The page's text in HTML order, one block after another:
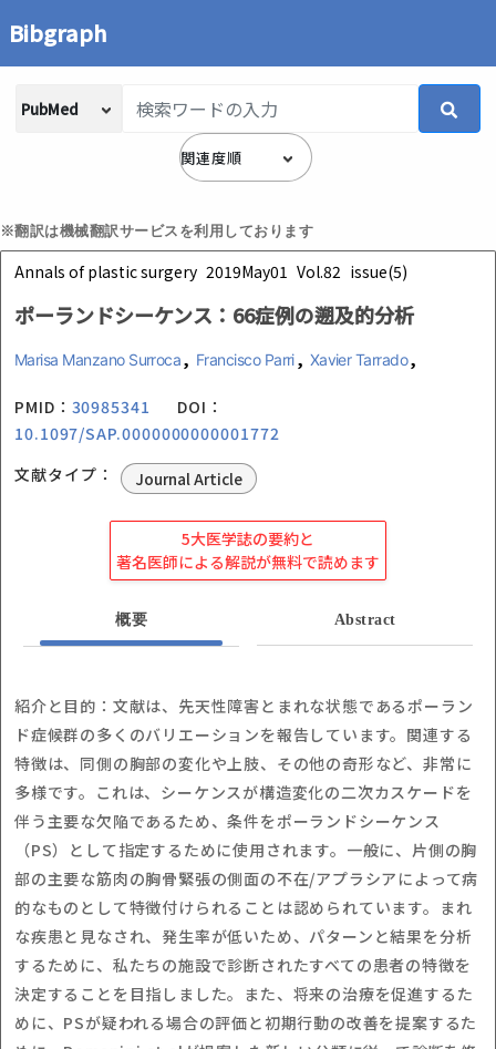
Bibgraph
※翻訳は機械翻訳サービスを利用しております
Annals of plastic surgery 2019May01 Vol.82 issue(5)
ポーランドシーケンス：66症例の遡及的分析
Marisa Manzano Surroca, Francisco Parri, Xavier Tarrado,
PMID： 30985341
DOI：
10.1097/SAP.0000000000001772
文献タイプ：
Journal Article
5大医学誌の要約と
著名医師による解説が無料で読めます
概要 Abstract
紹介と目的：文献は、先天性障害とまれな状態であるポーラン
ド症候群の多くのバリエーションを報告しています。関連する
特徴は、同側の胸部の変化や上肢、その他の奇形など、非常に
多様です。これは、シーケンスが構造変化の二次カスケードを
伴う主要な欠陥であるため、条件をポーランドシーケンス
（PS）として指定するために使用されます。一般に、片側の胸
部の主要な筋肉の胸骨緊張の側面の不在/アプラシアによって病
的なものとして特徴付けられることは認められています。まれ
な疾患と見なされ、発生率が低いため、パターンと結果を分析
するために、私たちの施設で診断されたすべての患者の特徴を
決定することを目指しました。また、将来の治療を促進するた
めに、PSが疑われる場合の評価と初期行動の改善を提案するた